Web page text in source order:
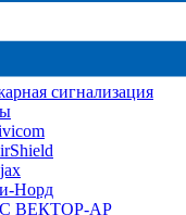
сигнализация
Норд
ВЕКТОР-АР